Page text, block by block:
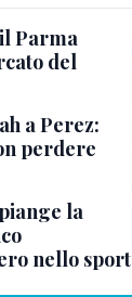
Parma
del
a Perez:
perdere
la
nello sport